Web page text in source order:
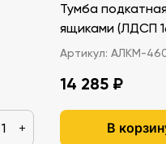
+
Тумба
ящиками
Артикул: АЛКМ-
14 285 ₽
В